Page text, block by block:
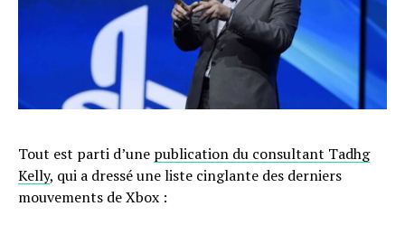
Tout est parti d’une publication du consultant Tadhg
Kelly, qui a dressé une liste cinglante des derniers
mouvements de Xbox :